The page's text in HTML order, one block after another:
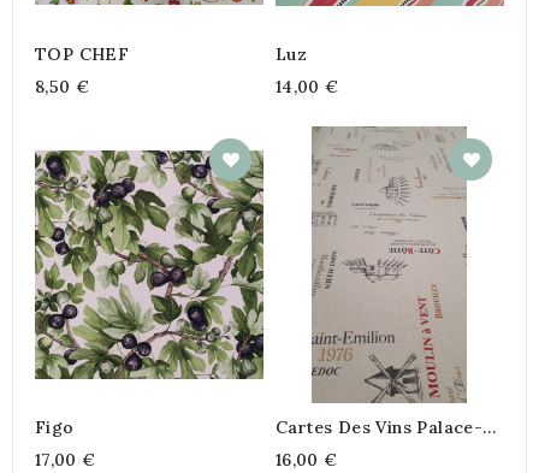
TOP CHEF
8,50 €
Luz
14,00 €
Figo
17,00 €
Cartes Des Vins Palace-
Enduit
16,00 €